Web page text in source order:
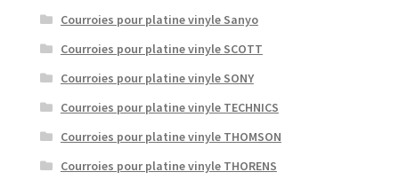
Courroies pour platine vinyle Sanyo
Courroies pour platine vinyle SCOTT
Courroies pour platine vinyle SONY
Courroies pour platine vinyle TECHNICS
Courroies pour platine vinyle THOMSON
Courroies pour platine vinyle THORENS